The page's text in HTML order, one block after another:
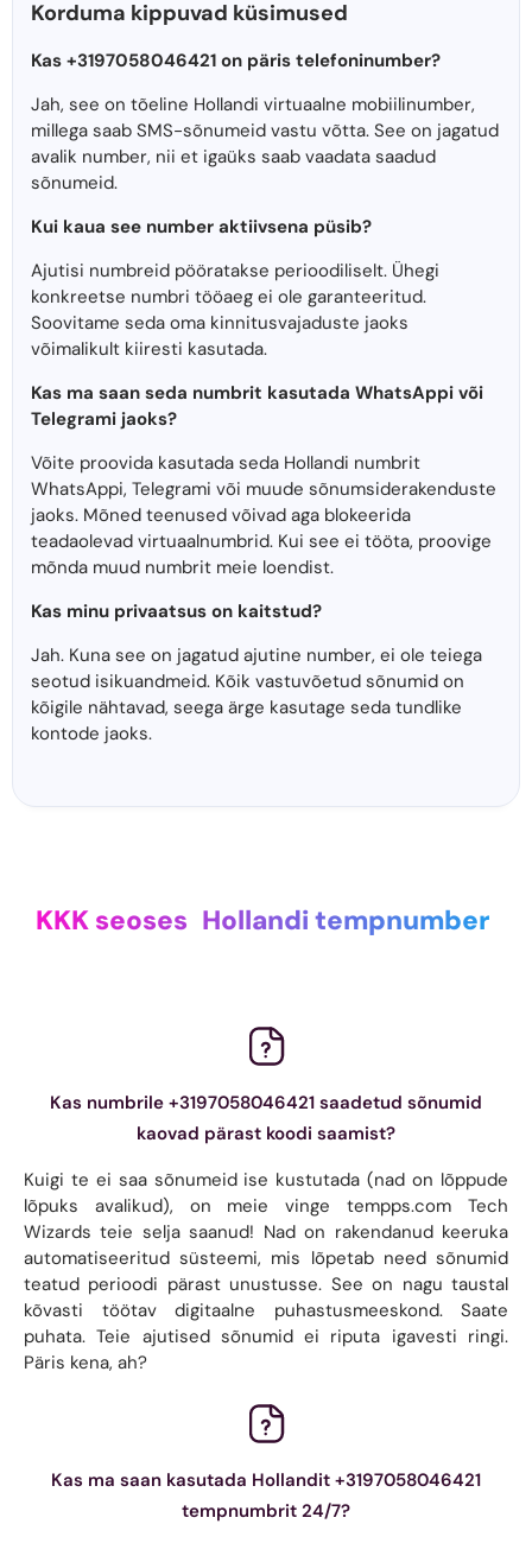
Korduma kippuvad küsimused
Kas +3197058046421 on päris telefoninumber?
Jah, see on tõeline Hollandi virtuaalne mobiilinumber,
millega saab SMS-sõnumeid vastu võtta. See on jagatud
avalik number, nii et igaüks saab vaadata saadud
sõnumeid.
Kui kaua see number aktiivsena püsib?
Ajutisi numbreid pööratakse perioodiliselt. Ühegi
konkreetse numbri tööaeg ei ole garanteeritud.
Soovitame seda oma kinnitusvajaduste jaoks
võimalikult kiiresti kasutada.
Kas ma saan seda numbrit kasutada WhatsAppi või
Telegrami jaoks?
Võite proovida kasutada seda Hollandi numbrit
WhatsAppi, Telegrami või muude sõnumsiderakenduste
jaoks. Mõned teenused võivad aga blokeerida
teadaolevad virtuaalnumbrid. Kui see ei tööta, proovige
mõnda muud numbrit meie loendist.
Kas minu privaatsus on kaitstud?
Jah. Kuna see on jagatud ajutine number, ei ole teiega
seotud isikuandmeid. Kõik vastuvõetud sõnumid on
kõigile nähtavad, seega ärge kasutage seda tundlike
kontode jaoks.
KKK seoses Hollandi tempnumber
Kas numbrile +3197058046421 saadetud sõnumid
kaovad pärast koodi saamist?
Kuigi te ei saa sõnumeid ise kustutada (nad on lõppude
lõpuks avalikud), on meie vinge tempps.com Tech
Wizards teie selja saanud! Nad on rakendanud keeruka
automatiseeritud süsteemi, mis lõpetab need sõnumid
teatud perioodi pärast unustusse. See on nagu taustal
kõvasti töötav digitaalne puhastusmeeskond. Saate
puhata. Teie ajutised sõnumid ei riputa igavesti ringi.
Päris kena, ah?
Kas ma saan kasutada Hollandit +3197058046421
tempnumbrit 24/7?